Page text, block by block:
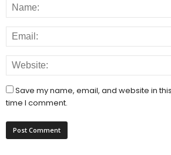
Save my name, email, and website in
time I comment.